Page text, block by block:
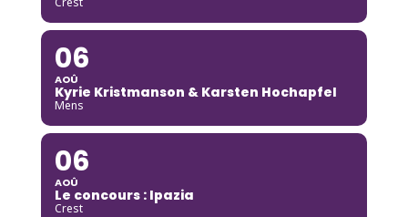
06
AOÛ
Kyrie Kristmanson & Karsten Hochapfel
Mens
06
AOÛ
Le concours : Ipazia
Crest